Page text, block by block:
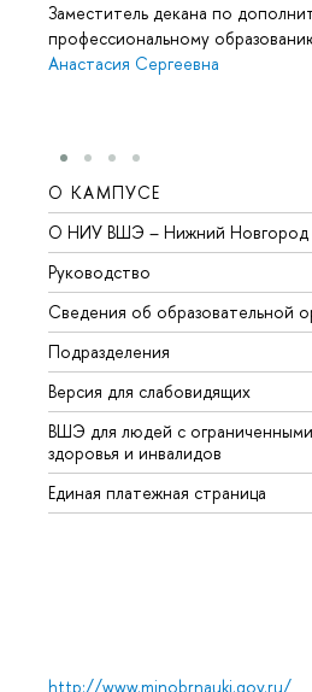
Заместитель декана по
профессиональному
Анастасия Сергеевна
О КАМПУСЕ
О НИУ ВШЭ – Нижний Новгород
Руководство
Сведения об образовательной
Подразделения
Версия для слабовидящих
ВШЭ для людей с
здоровья и инвалидов
Единая платежная страница
http://www.minobrnauki.gov.ru/